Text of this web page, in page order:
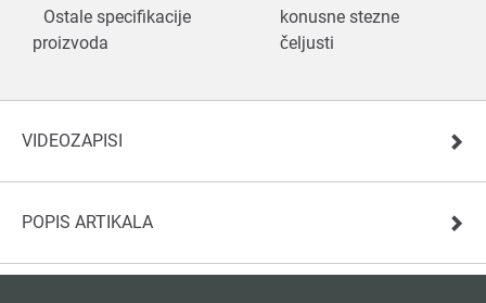
Ostale specifikacije
proizvoda
konusne stezne
čeljusti
VIDEOZAPISI
POPIS ARTIKALA